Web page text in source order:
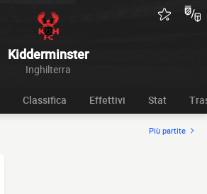
Kidderminster
Inghilterra
Classifica Effettivi Stat
Più partite